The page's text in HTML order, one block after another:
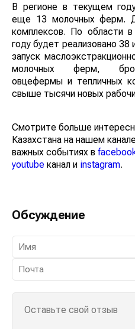
В регионе в текущем
еще 13 молочных ферм.
комплексов. По области
году будет реализовано 38
запуск
молочных ферм,
овцефермы и тепличных
свыше тысячи новых
Смотрите больше
Казахстана на нашем
важных событиях в
youtube канал и instagram.
Обсуждение